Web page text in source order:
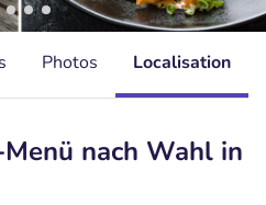
Photos Localisation
nach Wahl in